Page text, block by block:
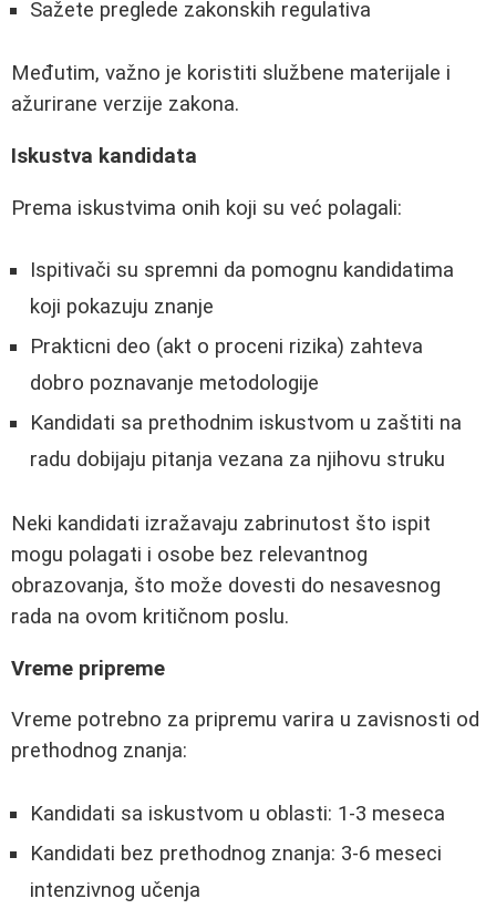
Sažete preglede zakonskih regulativa
Međutim, važno je koristiti službene materijale i
ažurirane verzije zakona.
Iskustva kandidata
Prema iskustvima onih koji su već polagali:
Ispitivači su spremni da pomognu kandidatima
koji pokazuju znanje
Prakticni deo (akt o proceni rizika) zahteva
dobro poznavanje metodologije
Kandidati sa prethodnim iskustvom u zaštiti na
radu dobijaju pitanja vezana za njihovu struku
Neki kandidati izražavaju zabrinutost što ispit
mogu polagati i osobe bez relevantnog
obrazovanja, što može dovesti do nesavesnog
rada na ovom kritičnom poslu.
Vreme pripreme
Vreme potrebno za pripremu varira u zavisnosti od
prethodnog znanja:
Kandidati sa iskustvom u oblasti: 1-3 meseca
Kandidati bez prethodnog znanja: 3-6 meseci
intenzivnog učenja